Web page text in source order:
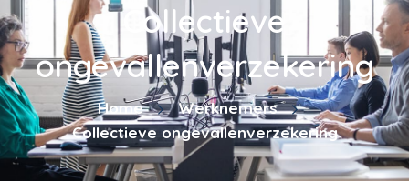
Collectieve
ongevallenverzekering
Home
Werknemers
Collectieve ongevallenverzekering